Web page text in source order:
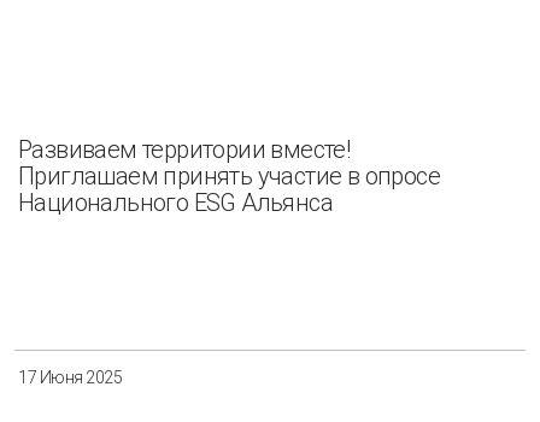
Развиваем территории вместе!
Приглашаем принять участие в опросе
Национального ESG Альянса
17 Июня 2025